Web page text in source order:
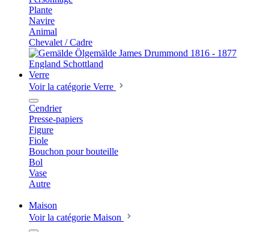
Plante
Navire
Animal
Chevalet / Cadre
Verre
Voir la catégorie Verre
Cendrier
Presse-papiers
Figure
Fiole
Bouchon pour bouteille
Bol
Vase
Autre
Maison
Voir la catégorie Maison